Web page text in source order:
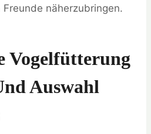
näherzubringen.
Vogelfütterung
Auswahl